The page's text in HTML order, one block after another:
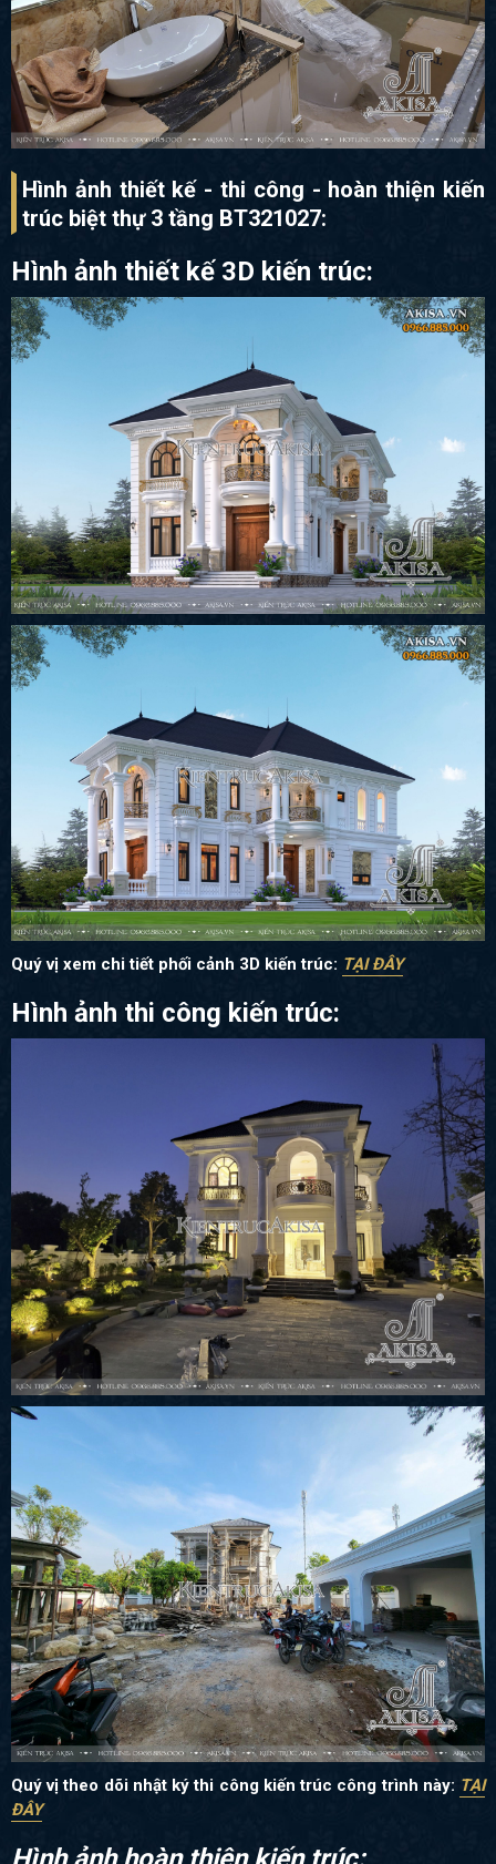
Hình ảnh thiết kế - thi công - hoàn thiện kiến
trúc biệt thự 3 tầng BT321027:
Hình ảnh thiết kế 3D kiến trúc:
Quý vị xem chi tiết phối cảnh 3D kiến trúc: TẠI ĐÂY
Hình ảnh thi công kiến trúc:
Quý vị theo dõi nhật ký thi công kiến trúc công trình này: TẠI
ĐÂY